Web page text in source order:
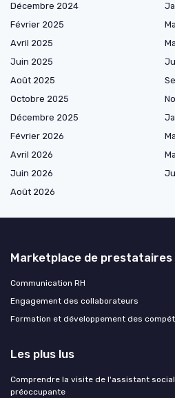
Décembre 2024
Février 2025
Avril 2025
Juin 2025
Août 2025
Octobre 2025
Décembre 2025
Février 2026
Avril 2026
Juin 2026
Août 2026
Marketplace de prestataires
Communication RH
Engagement des collaborateurs
Formation et développement des
Les plus lus
Comprendre la visite de l'assistant
préoccupante